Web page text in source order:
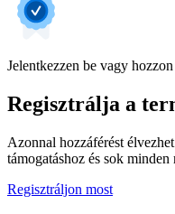
Jelentkezzen be vagy
Regisztrálja a
Azonnal hozzáférést
támogatáshoz és sok
Regisztráljon most